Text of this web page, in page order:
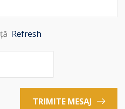
Refresh
TRIMITE MESAJ